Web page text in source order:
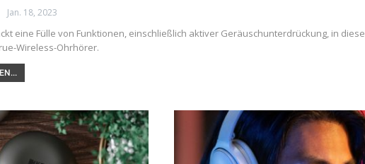
Jan. 18, 2023
eine Fülle von Funktionen, einschließlich aktiver Geräuschunterdrückung, in diese
Wireless-Ohrhörer.